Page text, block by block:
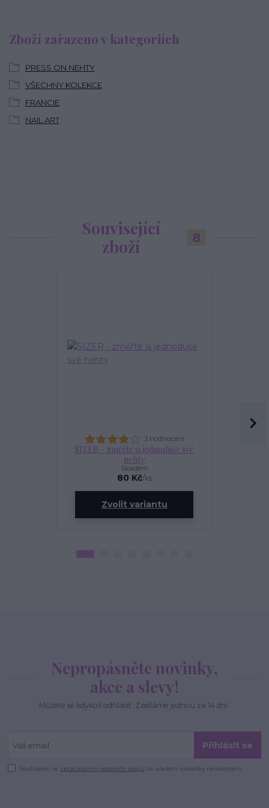
Zboží zařazeno v kategoriích
PRESS ON NEHTY
VŠECHNY KOLEKCE
FRANCIE
NAIL ART
Související
zboží
8
3 hodnocení
SIZER - změřte si jednoduše své
nehty
80 Kč/ks
Skladem
Zvolit variantu
Nepropásněte novinky,
akce a slevy!
Můžete se kdykoli odhlásit. Zasíláme jednou za 14 dní.
Přihlásit se
Souhlasím se zpracováním osobních údajů za účelem rozesílky newsletteru.